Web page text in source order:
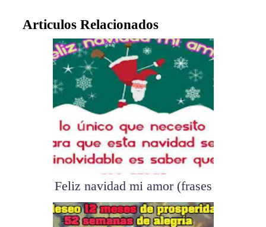
Articulos Relacionados
Feliz navidad mi amor (frases
para ...